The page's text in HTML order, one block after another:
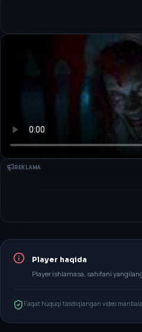
REKLAMA
Player haqida
Player ishlamasa, sahifani
Faqat huquqi tasdiqlangan video